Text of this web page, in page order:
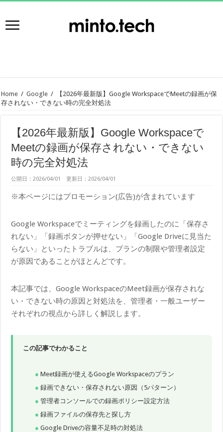
Home / Google /
【2026年最新版】Google WorkspaceでMeetの録画が保
存されない・できない時の完全対処法
【2026年最新版】Google Workspaceで
Meetの録画が保存されない・できない
時の完全対処法
公開日：2026/04/01 更新日：2026/04/01
※本ページにはプロモーション(広告)が含まれています
Google Workspaceでミーティングを録画したのに「保存さ
れない」「録画ボタンが押せない」「Google Driveに見当た
らない」といったトラブルは、プランの制限や管理者設定
が原因であることがほとんどです。
本記事では、Google WorkspaceのMeet録画が保存されな
い・できない時の原因と対処法を、管理者・一般ユーザー
それぞれの視点から詳しく解説します。
この記事でわかること
Meet録画が使えるGoogle Workspaceのプラン
録画できない・保存されない原因（5パターン）
管理者コンソールでの録画ポリシー設定方法
録画ファイルの保存先と探し方
Google Driveの容量不足時の対処法